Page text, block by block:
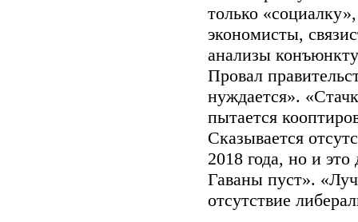
только
экономисты,
анализы
Провал
нуждается».
пытается
Сказывается
2018 года, но и
Гаваны пуст».
отсутствие